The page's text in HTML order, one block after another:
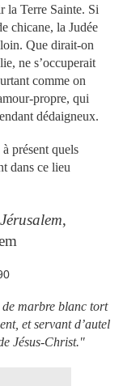
la Terre Sainte. Si
chicane, la Judée
Que dirait-on
ne s’occuperait
comme on
propre, qui
dédaigneux.
présent quels
dans ce lieu
,
marbre blanc tort
et servant d’autel
Jésus-Christ."